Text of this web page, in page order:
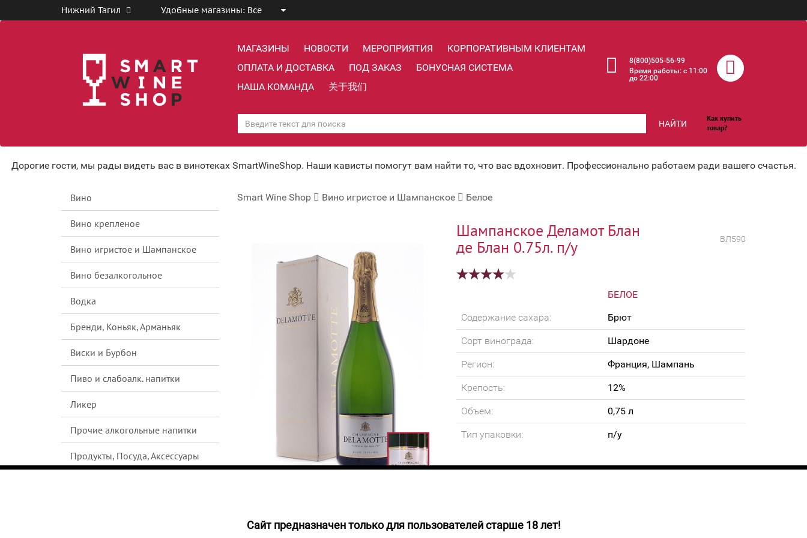
Нижний Тагил Удобные магазины: Все
МАГАЗИНЫ НОВОСТИ МЕРОПРИЯТИЯ
КОРПОРАТИВНЫМ КЛИЕНТАМ
ОПЛАТА И ДОСТАВКА
ПОД ЗАКАЗ
БОНУСНАЯ СИСТЕМА
НАША КОМАНДА
关于我们
8(800)505-56-99
Время работы: c 11:00
до 22:00
НАЙТИ
Как купить
товар?
Дорогие гости, мы рады видеть вас в винотеках SmartWineShop. Наши кависты помогут вам найти то, что вас вдохновит. Профессионально работаем ради вашего счастья.
Вино
Вино крепленое
Вино игристое и Шампанское
Вино безалкогольное
Водка
Бренди, Коньяк, Арманьяк
Виски и Бурбон
Пиво и слабоалк. напитки
Ликер
Прочие алкогольные напитки
Продукты, Посуда, Аксессуары
Smart Wine Shop Вино игристое и Шампанское Белое
Шампанское Деламот Блан
де Блан 0.75л. п/у
ВЛ590
БЕЛОЕ
Содержание сахара:
Брют
Сорт винограда: Шардоне
Регион: Франция, Шампань
Крепость: 12%
Объем: 0,75 л
Тип упаковки: п/у
НЕТ В НАЛИЧИИ
Шампанское светло-золотистого цвета с ароматом жасмина,
Cайт предназначен только для пользователей старше 18 лет!